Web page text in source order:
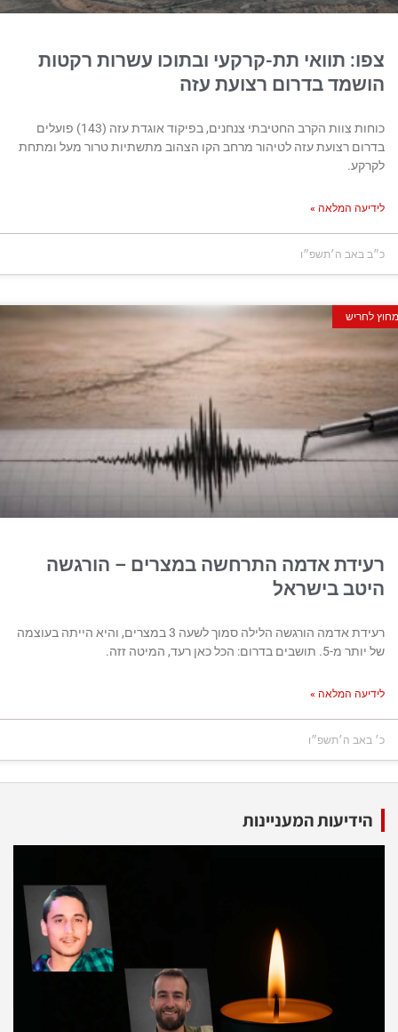
תוואי תת-קרקעי ובתוכו עשרות רקטות
בדרום רצועת עזה
כוחות צוות הקרב החטיבתי צנחנים, בפיקוד אוגדת עזה (143) פועלים
רצועת עזה לטיהור מרחב הקו הצהוב מתשתיות טרור מעל ומתחת
המלאה »
ה׳תשפ״ו
אדמה התרחשה במצרים – הורגשה
בישראל
רעידת אדמה הורגשה הלילה סמוך לשעה 3 במצרים, והיא הייתה בעוצמה
הכל כאן רעד, המיטה זזה.
המלאה »
ה׳תשפ״ו
המעניינות